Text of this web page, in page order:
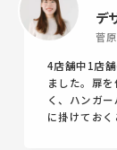
デ
菅
4店舗中1店
ました。扉
く、ハンガ
に掛けておく